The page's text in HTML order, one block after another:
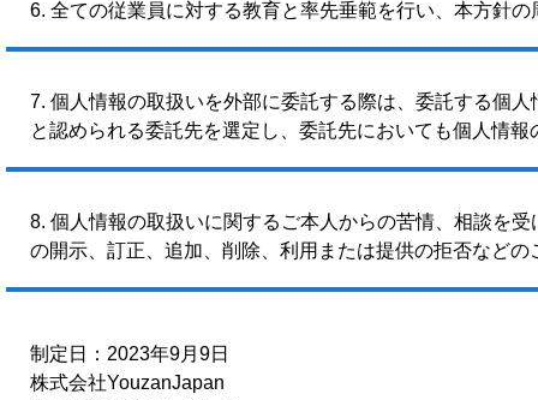
6. 全ての従業員に対する教育と率先垂範を行い、本方針
7. 個人情報の取扱いを外部に委託する際は、委託する個
と認められる委託先を選定し、委託先においても個人情
8. 個人情報の取扱いに関するご本人からの苦情、相談を
の開示、訂正、追加、削除、利用または提供の拒否など
制定日：2023年9月9日
株式会社YouzanJapan